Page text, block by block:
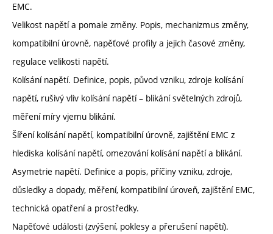
EMC.
Velikost napětí a pomale změny. Popis, mechanizmus změny,
kompatibilní úrovně, napěťové profily a jejich časové změny,
regulace velikosti napětí.
Kolísání napětí. Definice, popis, původ vzniku, zdroje kolísání
napětí, rušivý vliv kolísání napětí – blikání světelných zdrojů,
měření míry vjemu blikání.
Šíření kolísání napětí, kompatibilní úrovně, zajištění EMC z
hlediska kolísání napětí, omezování kolísání napětí a blikání.
Asymetrie napětí. Definice a popis, příčiny vzniku, zdroje,
důsledky a dopady, měření, kompatibilní úroveň, zajištění EMC,
technická opatření a prostředky.
Napěťové události (zvýšení, poklesy a přerušení napětí).